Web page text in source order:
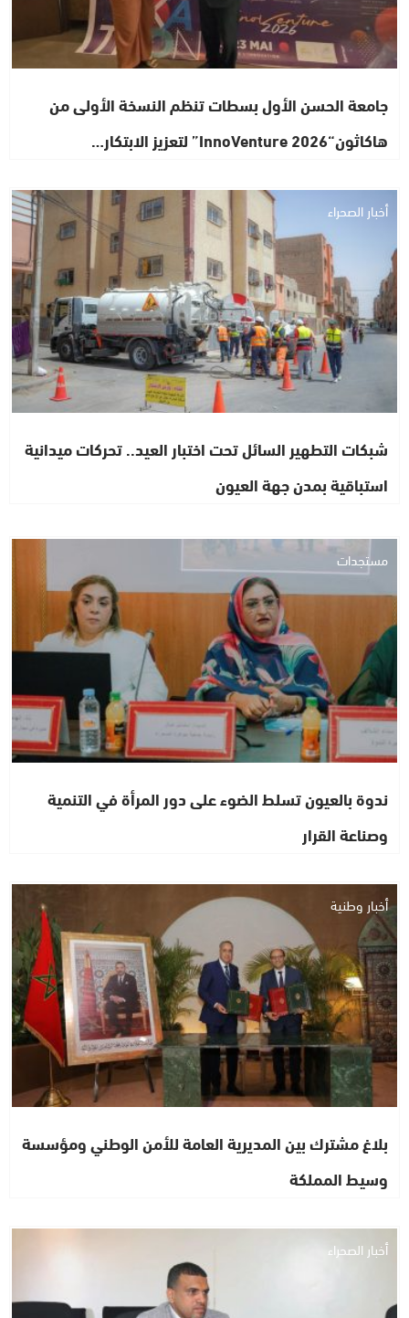
جامعة الحسن الأول بسطات تنظم النسخة الأولى من
هاكاثون“InnoVenture 2026” لتعزيز الابتكار…
أخبار الصحراء
شبكات التطهير السائل تحت اختبار العيد.. تحركات ميدانية
استباقية بمدن جهة العيون
مستجدات
ندوة بالعيون تسلط الضوء على دور المرأة في التنمية
وصناعة القرار
أخبار وطنية
بلاغ مشترك بين المديرية العامة للأمن الوطني ومؤسسة
وسيط المملكة
أخبار الصحراء